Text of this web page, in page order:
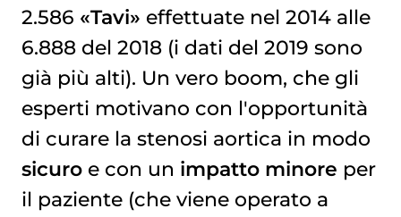
2.586 «Tavi» effettuate nel 2014 alle
6.888 del 2018 (i dati del 2019 sono
già più alti). Un vero boom, che gli
esperti motivano con l'opportunità
di curare la stenosi aortica in modo
sicuroe con un impatto minore per
il paziente (che viene operato a